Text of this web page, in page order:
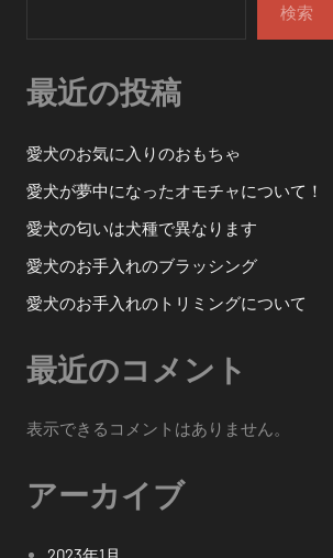
ョ
ン
検索
最近の投稿
愛犬のお気に入りのおもちゃ
愛犬が夢中になったオモチャについて！
愛犬の匂いは犬種で異なります
愛犬のお手入れのブラッシング
愛犬のお手入れのトリミングについて
最近のコメント
表示できるコメントはありません。
アーカイブ